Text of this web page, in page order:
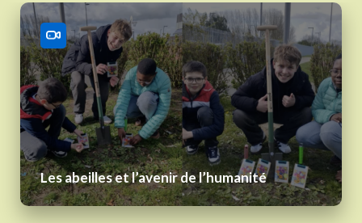
Les abeilles et l’avenir de l’humanité